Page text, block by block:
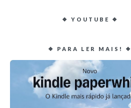
❖ YOUTUBE ❖
❖ PARA LER MAIS! ❖